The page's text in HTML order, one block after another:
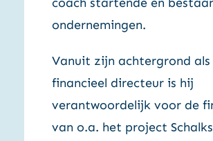
coach startende en
ondernemingen.
Vanuit zijn achtergrond als
financieel directeur is hij
verantwoordelijk voor de
van o.a. het project